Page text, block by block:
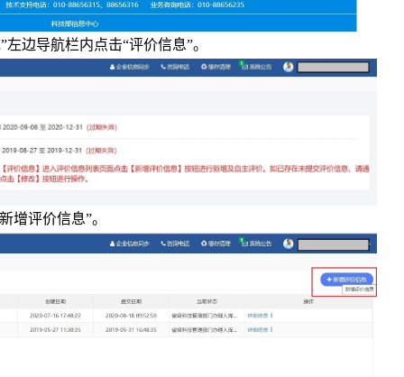
导航栏内点击“评价信息”。
评价信息”。